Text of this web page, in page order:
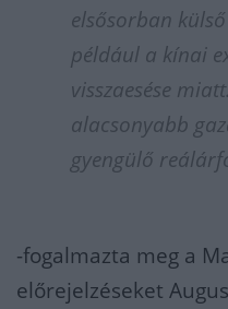
elsősorban
például a kínai
visszaesése
alacsonyabb
gyengülő
-fogalmazta meg a
előrejelzéseket